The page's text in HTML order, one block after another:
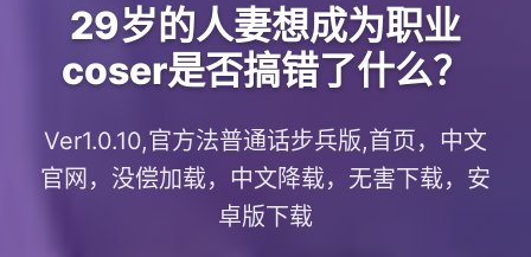
29岁的人妻想成为职业
coser是否搞错了什么？
Ver1.0.10,官方法普通话步兵版,首页，中文
官网，没偿加载，中文降载，无害下载，安
卓版下载